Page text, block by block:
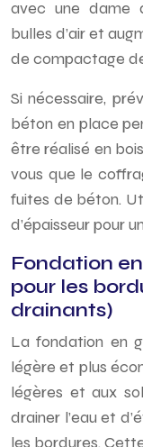
avec une dame
bulles d’air et
de compactage
Si nécessaire,
béton en place
être réalisé en
vous que le
fuites de béton.
d’épaisseur pour
Fondation
pour les
drainants)
La fondation en
légère et plus
légères et aux
drainer l’eau et
les bordures.